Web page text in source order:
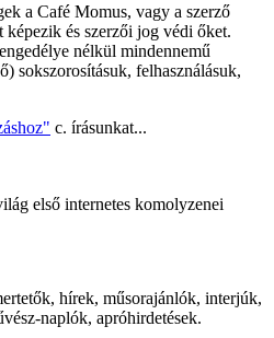
a Café Momus, vagy a szerző
és szerzői jog védi őket.
nélkül mindennemű
sokszorosításuk, felhasználásuk,
c. írásunkat...
első internetes komolyzenei
hírek, műsorajánlók, interjúk,
naplók, apróhirdetések.